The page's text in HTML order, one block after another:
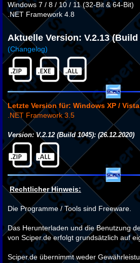
Windows 7 / 8 / 10 / 11 (32-Bit & 64-Bit)
.NET Framework 4.8
Aktuelle Version: V.2.13 (Build
(Changelog)
Letzte Version für: Windows XP / Vista
.NET Framework 3.5
Version: V.2.12 (Build 1045): (26.12.2020)
Rechtlicher Hinweis:
Die Programme / Tools sind Freeware.
Das Herunterladen und die Benutzung
von Sciper.de erfolgt grundsätzlich auf
Sciper.de übernimmt weder